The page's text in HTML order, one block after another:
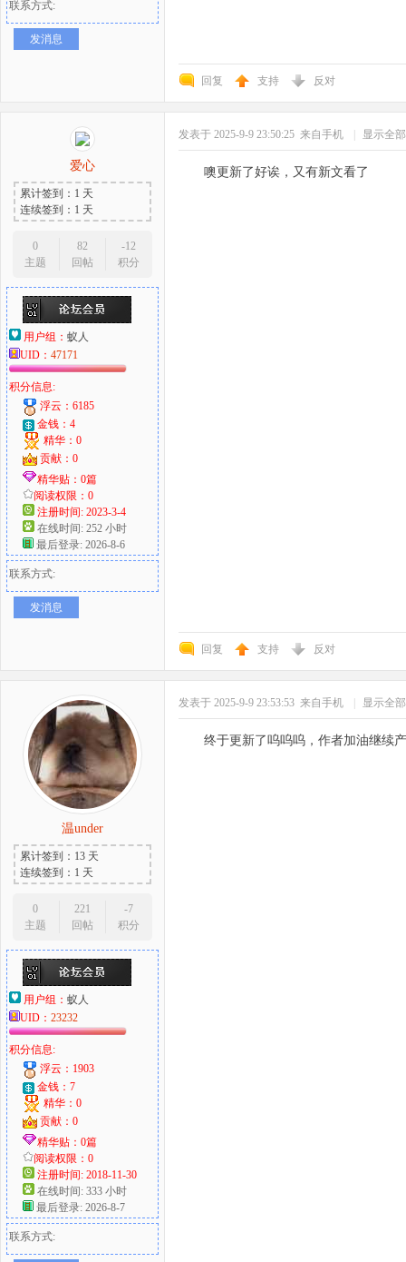
联系方式:
发消息
回复 支持 反对
爱心
累计签到：1 天
连续签到：1 天
0
主题
82
回帖
-12
积分
用户组： 蚁人
UID： 47171
积分信息:
浮云：6185
金钱：4
精华：0
贡献：0
精华贴：0篇
阅读权限：0
注册时间: 2023-3-4
在线时间: 252 小时
最后登录: 2026-8-6
联系方式:
发消息
发表于 2025-9-9 23:50:25 来自手机 显示全
噢更新了好诶，又有新文看了
回复 支持 反对
温under
累计签到：13 天
连续签到：1 天
0
主题
221
回帖
-7
积分
用户组： 蚁人
UID： 23232
积分信息:
浮云：1903
金钱：7
精华：0
贡献：0
精华贴：0篇
阅读权限：0
注册时间: 2018-11-30
在线时间: 333 小时
最后登录: 2026-8-7
联系方式:
发表于 2025-9-9 23:53:53 来自手机 显示全
终于更新了呜呜呜，作者加油继续